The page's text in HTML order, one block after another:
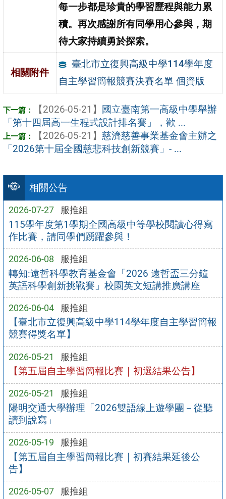
相關公告
2026-07-27 服推組
115學年度第1學期全國高級中等學校閱讀心得寫
作比賽，請同學們踴躍參與！
2026-06-08 服推組
轉知:遠哲科學教育基金會「2026 遠哲盃三分鐘
英語科學創新挑戰賽」校園英文短講推廣講座
2026-06-04 服推組
【臺北市立復興高級中學114學年度自主學習簡報
競賽得獎名單】
2026-05-21 服推組
【第五屆自主學習簡報比賽｜初選結果公告】
2026-05-21 服推組
陽明交通大學辦理「2026雙語線上遊學團－從聽
讀到說寫」
2026-05-19 服推組
【第五屆自主學習簡報比賽｜初賽結果延後公
告】
2026-05-07 服推組
每一步都是珍貴的學習歷程與能力累
積。再次感謝所有同學用心參與，期
待大家持續勇於探索。
相關附件
臺北市立復興高級中學114學年度
自主學習簡報競賽決賽名單 個資版
【2026-05-21】 國立臺南第一高級中學舉辦
「第十四屆高一生程式設計排名賽」，歡 ...
【2026-05-21】 慈濟慈善事業基金會主辦之
「2026第十屆全國慈悲科技創新競賽」- ...